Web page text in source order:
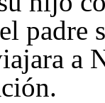
padre
a